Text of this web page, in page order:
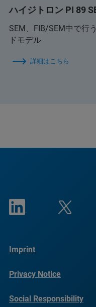
ハイジトロン PI 89
SEM、FIB/SEM中で行
ドモデル
詳細はこちら
Imprint
Privacy Notice
Social Responsibility